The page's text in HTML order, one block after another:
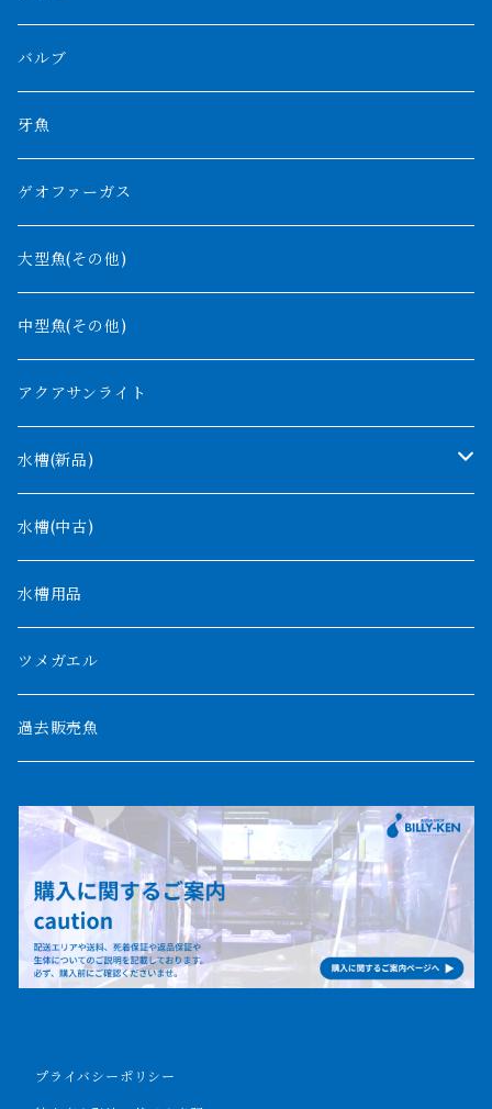
バンジャール
ノーザンバラムンディ
その他アロワナ
オモ川
アンソルギー
コウロントン
ラプラディ
ギニア
ナイジェリア
コンギクス
オルナティピンニス
コンゴ
タンガニーカ
ウィークシー
モケレンベンベ
デルヘッジ
ザイールグリーン
パルマス
ポーリー
セネガルス
ナイル川
ナイジェリア
ブリードポリプ
エンドリケリー
ビキールビキール
中型スネークヘッド
小型スネークヘッド
バルブ
牙魚
ゲオファーガス
大型魚(その他)
中型魚(その他)
アクアサンライト
水槽(新品)
1200mm以下
1500mm
1800mm
2000mm以上
水槽(中古)
水槽用品
ツメガエル
過去販売魚
プライバシーポリシー